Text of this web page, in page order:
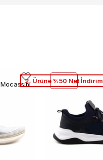
Mocassini2. Ürüne %50 Net İndirim